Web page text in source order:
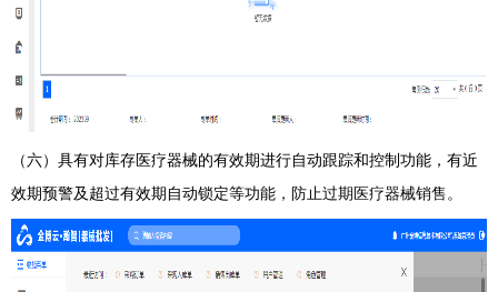
（六） 具有对库存医疗器械的有效期进行自动跟踪和控制功能，有近
效期预警及超过有效期自动锁定等功能，防止过期医疗器械销售。